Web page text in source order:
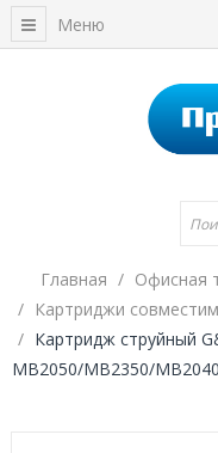
Меню
Главная Офисная
Картриджи
Картридж струйный
MB2050/MB2350/MB2040